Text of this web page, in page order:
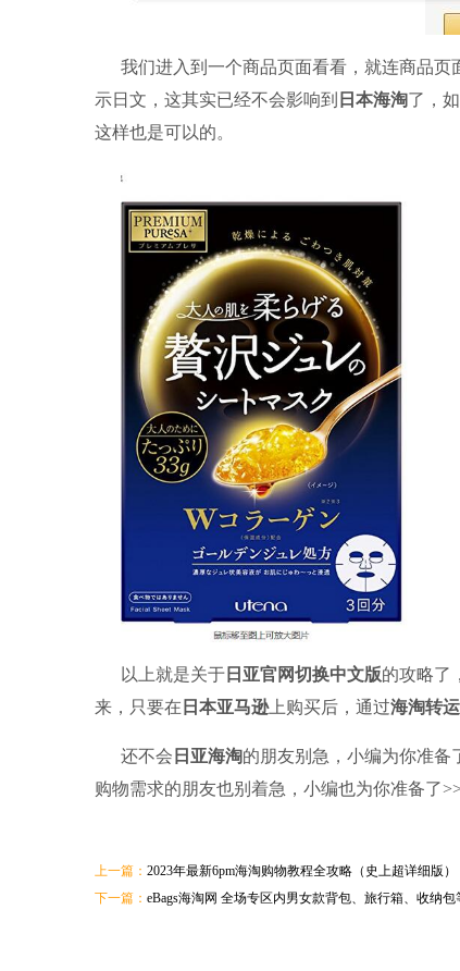
我们进入到一个商品页面看看，就连商品
示日文，这其实已经不会影响到 日本海淘了，
这样也是可以的。
以上就是关于 日亚官网切换中文版的攻略了
来，只要在 日本亚马逊上购买后，通过海淘转运
还不会 日亚海淘的朋友别急，小编为你准备
购物需求的朋友也别着急，小编也为你准备了>>
上一篇： 2023年最新6pm海淘购物教程全攻略（史上超详细版）
下一篇： eBags海淘网 全场专区内男女款背包、旅行箱、收纳